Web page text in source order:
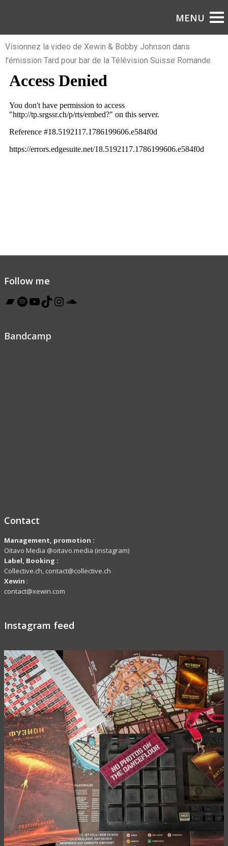
Visionnez la video de Xewin & Bobby Johnson dans
l’émission Tard pour bar de la Télévision Suisse Romande.
Follow me
Bandcamp
Contact
Management, promotion :
Oïtavo Media @oitavo.media (instagram)
Label, Booking :
Collective.ch, contact@collective.ch
Xewin :
contact@xewin.com
Instagram feed